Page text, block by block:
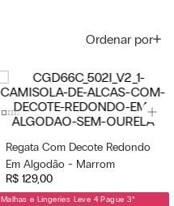
Ordenar por
Regata Com Decote Redondo
Em Algodão - Marrom
R$ 129,00
Malhas e Lingeries Leve 4 Pague 3*